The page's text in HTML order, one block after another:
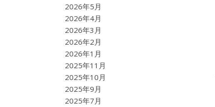
2026年5月
2026年4月
2026年3月
2026年2月
2026年1月
2025年11月
2025年10月
2025年9月
2025年7月